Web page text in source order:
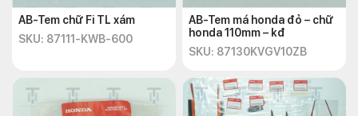
AB-Tem chữ Fi TL xám
SKU: 87111-KWB-600
AB-Tem má honda đỏ – chữ
honda 110mm – kđ
SKU: 87130KVGV10ZB